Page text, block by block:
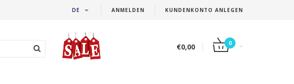
ANMELDEN KUNDENKONTO ANLEGEN
DE
€0,00 0